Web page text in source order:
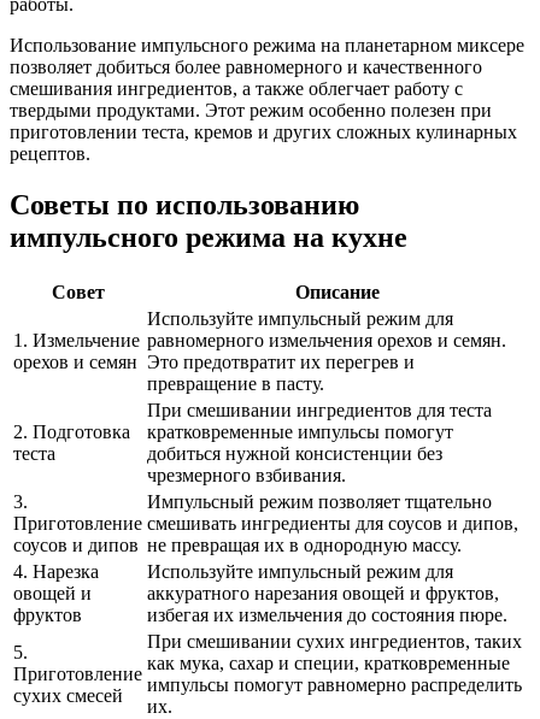
работы.
Использование импульсного режима на планетарном миксере
позволяет добиться более равномерного и качественного
смешивания ингредиентов, а также облегчает работу с
твердыми продуктами. Этот режим особенно полезен при
приготовлении теста, кремов и других сложных кулинарных
рецептов.
Советы по использованию
импульсного режима на кухне
Совет Описание
1. Измельчение
орехов и семян
Используйте импульсный режим для
равномерного измельчения орехов и семян.
Это предотвратит их перегрев и
превращение в пасту.
2. Подготовка
теста
При смешивании ингредиентов для теста
кратковременные импульсы помогут
добиться нужной консистенции без
чрезмерного взбивания.
3.
Приготовление
соусов и дипов
Импульсный режим позволяет тщательно
смешивать ингредиенты для соусов и дипов,
не превращая их в однородную массу.
4. Нарезка
овощей и
фруктов
Используйте импульсный режим для
аккуратного нарезания овощей и фруктов,
избегая их измельчения до состояния пюре.
5.
Приготовление
сухих смесей
При смешивании сухих ингредиентов, таких
как мука, сахар и специи, кратковременные
импульсы помогут равномерно распределить
их.